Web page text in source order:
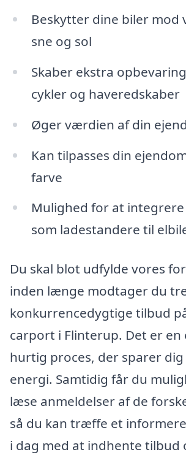
Beskytter dine biler mod
sne og sol
Skaber ekstra
cykler og haveredskaber
Øger værdien af din
Kan tilpasses din
farve
Mulighed for at
som ladestandere til
Du skal blot udfylde vores
inden længe modtager du
konkurrencedygtige tilbud
carport i Flinterup. Det er en
hurtig proces, der sparer
energi. Samtidig får du
læse anmeldelser af de
så du kan træffe et
i dag med at indhente tilbud